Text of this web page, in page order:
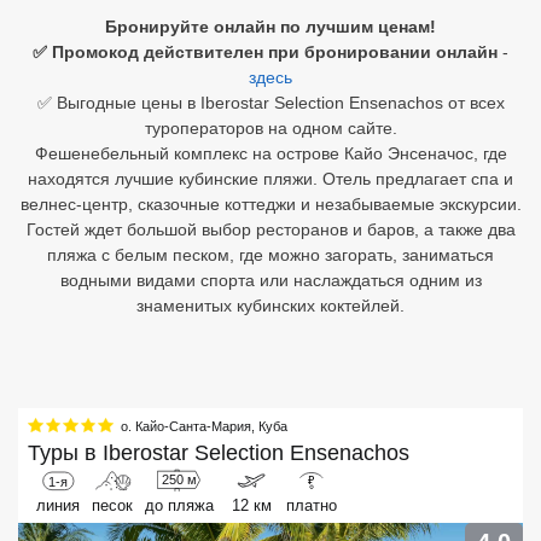
Бронируйте онлайн по лучшим ценам!
✅ Промокод действителен при бронировании онлайн -
здесь
✅ Выгодные цены в Iberostar Selection Ensenachos от всех
туроператоров на одном сайте.
Фешенебельный комплекс на острове Кайо Энсеначос, где
находятся лучшие кубинские пляжи. Отель предлагает спа и
велнес-центр, сказочные коттеджи и незабываемые экскурсии.
Гостей ждет большой выбор ресторанов и баров, а также два
пляжа с белым песком, где можно загорать, заниматься
водными видами спорта или наслаждаться одним из
знаменитых кубинских коктейлей.
о. Кайо-Санта-Мария, Куба
Туры в Iberostar Selection Ensenachos
1-я
линия песок
250 м
до пляжа 12 км
₽
платно
Египет
Куба
Бали
Вьетнам
Хайнань
Занзибар
Абхазия
Большой Сочи